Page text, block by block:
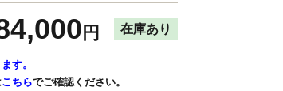
円 在庫あり
す。
こちらでご確認ください。